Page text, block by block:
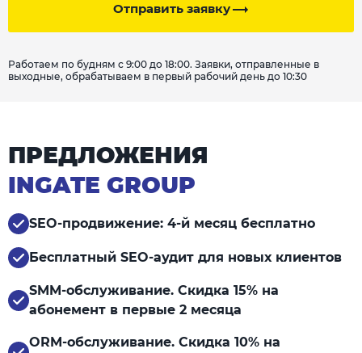
Отправить заявку
Работаем по будням с 9:00 до 18:00. Заявки, отправленные в
выходные, обрабатываем в первый рабочий день до 10:30
ПРЕДЛОЖЕНИЯ
INGATE GROUP
SEO-продвижение: 4-й месяц бесплатно
Бесплатный SEO-аудит для новых клиентов
SMM-обслуживание. Скидка 15% на
абонемент в первые 2 месяца
ORM-обслуживание. Скидка 10% на